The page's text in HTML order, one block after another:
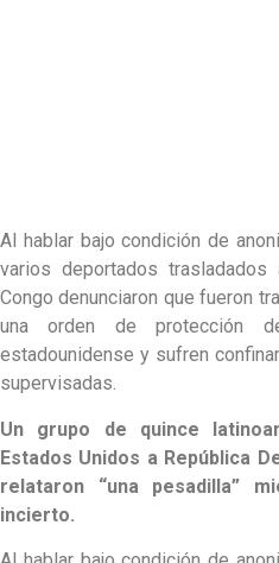
Al hablar bajo condición de
varios deportados trasladados
Congo denunciaron que fueron
una orden de protección
estadounidense y sufren
supervisadas.
Un grupo de quince
Estados Unidos a República
relataron “una pesadilla”
incierto.